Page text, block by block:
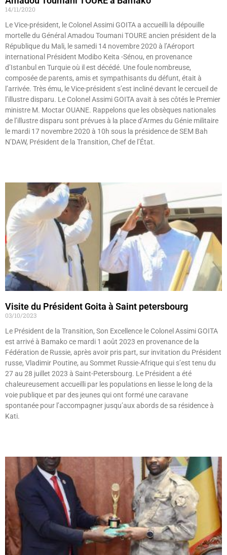
14/11/2020
Le Vice-président, le Colonel Assimi GOITA a accueilli la dépouille
mortelle du Général Amadou Toumani TOURE ancien président de la
République du Mali, le samedi 14 novembre 2020 à l’Aéroport
international Président Modibo Keita -Sénou, en provenance
d’Istanbul en Turquie où il est décédé. Une foule nombreuse,
composée de parents, amis et sympathisants du défunt, était à
l’arrivée. Très ému, le Vice-président s’est incliné devant le cercueil de
l’illustre disparu. Le Colonel Assimi GOITA avait à ses côtés le Premier
ministre M. Moctar OUANE. Rappelons que les obsèques nationales
de l’illustre disparu sont prévues à la place d’Armes du Génie militaire
le mardi 17 novembre 2020 à 10h sous la présidence de SEM Bah
N’DAW, Président de la Transition, Chef de l’État.
Visite du Président Goita à Saint petersbourg
03/10/2023
Le Président de la Transition, Son Excellence le Colonel Assimi GOITA
est arrivé à Bamako ce mardi 1 août 2023 en provenance de la
Fédération de Russie, après avoir pris part, sur invitation du Président
russe, Vladimir Poutine, au Sommet Russie-Afrique qui s’est tenu du
27 au 28 juillet 2023 à Saint-Petersbourg. Le Président a été
chaleureusement accueilli par les populations en liesse le long de la
voie publique et par des jeunes qui ont formé une caravane
spontanée pour l’accompagner jusqu’aux abords de sa résidence à
Kati.